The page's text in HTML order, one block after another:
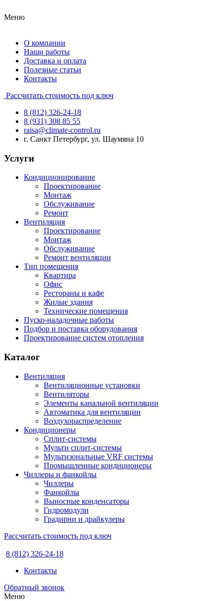
Меню
О компании
Наши работы
Доставка и оплата
Полезные статьи
Контакты
Рассчитать стоимость под ключ
8 (812) 326-24-18
8 (931) 308 85 55
raisa@climate-control.ru
г. Санкт Петербург, ул. Шаумяна 10
Услуги
Кондиционирование
Проектирование
Монтаж
Обслуживание
Ремонт
Вентиляция
Проектирование
Монтаж
Обслуживание
Ремонт вентиляции
Тип помещения
Квартира
Офис
Рестораны и кафе
Жилые здания
Технические помещения
Пуско-наладочные работы
Подбор и поставка оборудования
Проектирование систем отопления
Каталог
Вентиляция
Вентиляционные установки
Вентиляторы
Элементы канальной вентиляции
Автоматика для вентиляции
Воздухораспределение
Кондиционеры
Сплит-системы
Мульти сплит-системы
Мультизональные VRF системы
Промышленные кондиционеры
Чиллеры и фанкойлы
Чиллеры
Фанкойлы
Выносные конденсаторы
Гидромодули
Градирни и драйкулеры
Рассчитать стоимость под ключ
8 (812) 326-24-18
Контакты
Обратный звонок
Меню